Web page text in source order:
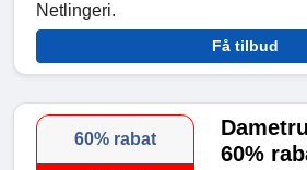
Netlingeri.
Få tilbud
60% rabat
60%